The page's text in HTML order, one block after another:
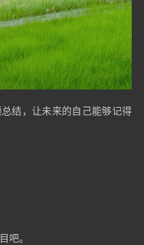
结，让未来的自己能够记得
吧。